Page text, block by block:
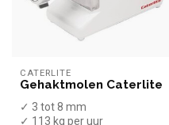
CATERLITE
Gehaktmolen Caterlite
✓ 3 tot 8 mm
✓ 113 kg per uur